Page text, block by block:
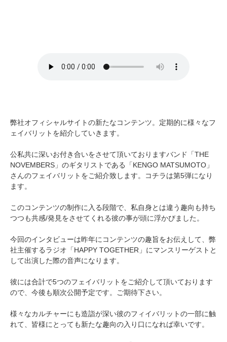
弊社オフィシャルサイトの新たなコンテンツ。定期的に様々なフ
ェイバリットを紹介していきます。
公私共に深いお付き合いをさせて頂いておりますバンド「THE
NOVEMBERS」のギタリストである「KENGO MATSUMOTO」
さんのフェイバリットをご紹介致します。コチラは第5弾になり
ます。
このコンテンツの制作に入る段階で、私自身とは違う趣向も持ち
つつも共感/発見をさせてくれる彼の事が頭に浮かびました。
今回のインタビューは昨年にコンテンツの趣旨をお伝えして、弊
社主催するラジオ「HAPPY TOGETHER」にマンスリーゲストと
して出演した際の音声になります。
彼には合計で5つのフェイバリットをご紹介して頂いております
ので、今後も順次公開予定です。ご期待下さい。
様々なカルチャーにも造詣が深い彼のフィイバリットの一部に触
れて、皆様にとっても新たな趣向の入り口になれば幸いです。